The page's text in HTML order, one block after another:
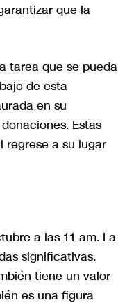
que la
tarea que se pueda
de esta
en su
Estas
regrese a su lugar
a las 11 am. La
significativas.
tiene un valor
es una figura